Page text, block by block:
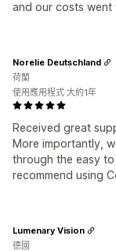
and our costs went
Received great
More importantly,
through the easy
recommend using
Norelie Deutschland
荷蘭
使用應用程式 大約1年
Lumenary Vision
德國